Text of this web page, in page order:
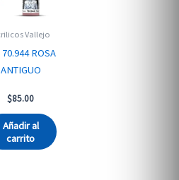
Vallejo
ROSA
ANTIGUO
$85.00
Añadir al
carrito